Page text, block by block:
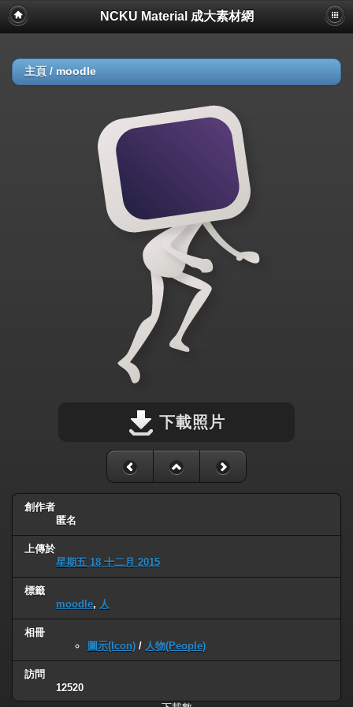
NCKU Material 成大素材網
主頁 / moodle
下載照片
創作者
匿名
上傳於
星期五 18 十二月 2015
標籤
moodle, 人
相冊
圖示(Icon) / 人物(People)
訪問
12520